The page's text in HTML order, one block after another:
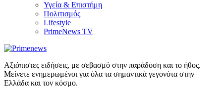
Υγεία & Επιστήμη
Πολιτισμός
Lifestyle
PrimeNews TV
Αξιόπιστες ειδήσεις, με σεβασμό στην παράδοση και το ήθος.
Μείνετε ενημερωμένοι για όλα τα σημαντικά γεγονότα στην
Ελλάδα και τον κόσμο.